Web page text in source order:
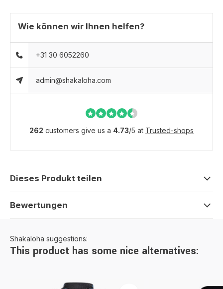
Wie können wir Ihnen helfen?
+31 30 6052260
admin@shakaloha.com
262 customers give us a 4.73/5 at Trusted-shops
Dieses Produkt teilen
Bewertungen
Shakaloha suggestions:
This product has some nice alternatives: